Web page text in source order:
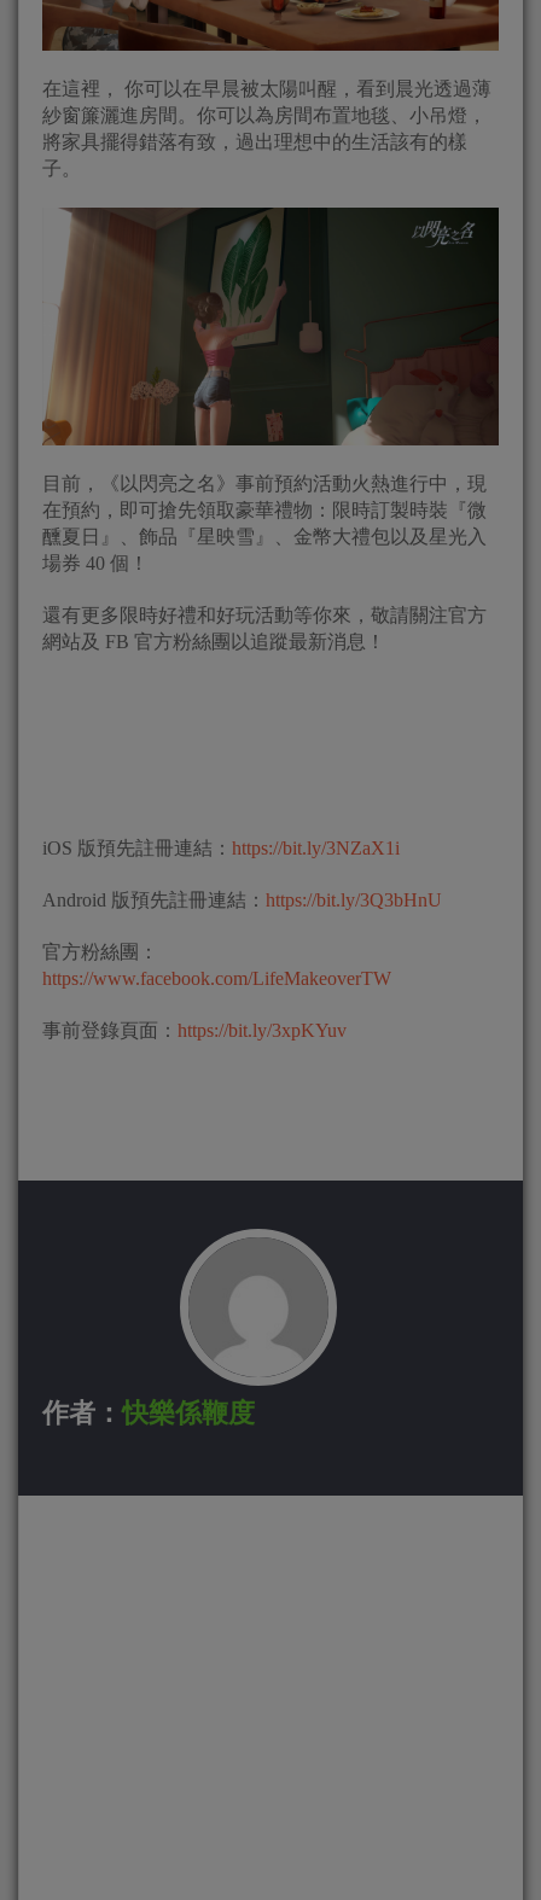
在這裡， 你可以在早晨被太陽叫醒，看到晨光透過薄
紗窗簾灑進房間。你可以為房間布置地毯、小吊燈，
將家具擺得錯落有致，過出理想中的生活該有的樣
子。
目前，《以閃亮之名》事前預約活動火熱進行中，現
在預約，即可搶先領取豪華禮物：限時訂製時裝『微
醺夏日』、飾品『星映雪』、金幣大禮包以及星光入
場券 40 個！
還有更多限時好禮和好玩活動等你來，敬請關注官方
網站及 FB 官方粉絲團以追蹤最新消息！
iOS 版預先註冊連結： https://bit.ly/3NZaX1i
Android 版預先註冊連結： https://bit.ly/3Q3bHnU
官方粉絲團：
https://www.facebook.com/LifeMakeoverTW
事前登錄頁面： https://bit.ly/3xpKYuv
作者：快樂係鞭度